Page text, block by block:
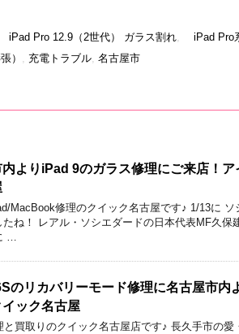
iPad Pro 12.9（2世代） ガラス割れ, iPad Pro
） , 充電トラブル, 名古屋市
よりiPad 9のガラス修理にご来店！ア
MacBook修理のクイック名古屋です♪ 1/13に
たね！ レアル・ソシエダードの日本代表MF久保
…
のリカバリーモード修理に名古屋市内
ック名古屋
と買取りのクイック名古屋店です♪ 長久手市の愛